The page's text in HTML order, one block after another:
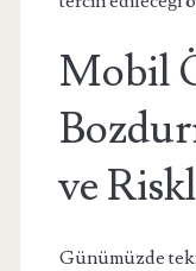
Mobil
ve
Günümüzde